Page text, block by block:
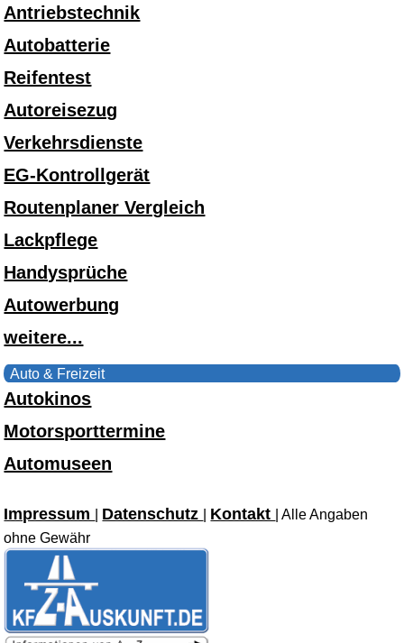
Antriebstechnik
Autobatterie
Reifentest
Autoreisezug
Verkehrsdienste
EG-Kontrollgerät
Routenplaner Vergleich
Lackpflege
Handysprüche
Autowerbung
weitere...
Auto & Freizeit
Autokinos
Motorsporttermine
Automuseen
Impressum Datenschutz Kontakt
| Alle Angaben
ohne Gewähr